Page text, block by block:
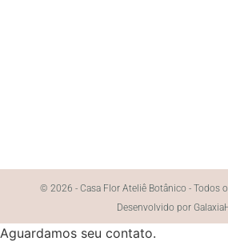
© 2026 - Casa Flor Ateliê Botânico - Todos
Desenvolvido por
Aguardamos seu contato.